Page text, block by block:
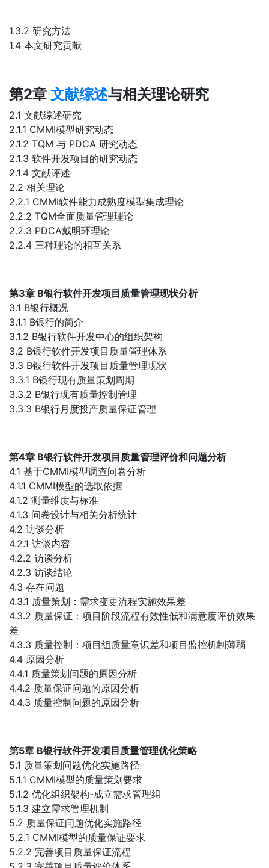
1.3.2 研究方法
1.4 本文研究贡献
第2章 文献综述与相关理论研究
2.1 文献综述研究
2.1.1 CMMI模型研究动态
2.1.2 TQM 与 PDCA 研究动态
2.1.3 软件开发项目的研究动态
2.1.4 文献评述
2.2 相关理论
2.2.1 CMMI软件能力成熟度模型集成理论
2.2.2 TQM全面质量管理理论
2.2.3 PDCA戴明环理论
2.2.4 三种理论的相互关系
第3章 B银行软件开发项目质量管理现状分析
3.1 B银行概况
3.1.1 B银行的简介
3.1.2 B银行软件开发中心的组织架构
3.2 B银行软件开发项目质量管理体系
3.3 B银行软件开发项目质量管理现状
3.3.1 B银行现有质量策划周期
3.3.2 B银行现有质量控制管理
3.3.3 B银行月度投产质量保证管理
第4章 B银行软件开发项目质量管理评价和问题分析
4.1 基于CMMI模型调查问卷分析
4.1.1 CMMI模型的选取依据
4.1.2 测量维度与标准
4.1.3 问卷设计与相关分析统计
4.2 访谈分析
4.2.1 访谈内容
4.2.2 访谈分析
4.2.3 访谈结论
4.3 存在问题
4.3.1 质量策划：需求变更流程实施效果差
4.3.2 质量保证：项目阶段流程有效性低和满意度评价效果
差
4.3.3 质量控制：项目组质量意识差和项目监控机制薄弱
4.4 原因分析
4.4.1 质量策划问题的原因分析
4.4.2 质量保证问题的原因分析
4.4.3 质量控制问题的原因分析
第5章 B银行软件开发项目质量管理优化策略
5.1 质量策划问题优化实施路径
5.1.1 CMMI模型的质量策划要求
5.1.2 优化组织架构-成立需求管理组
5.1.3 建立需求管理机制
5.2 质量保证问题优化实施路径
5.2.1 CMMI模型的质量保证要求
5.2.2 完善项目质量保证流程